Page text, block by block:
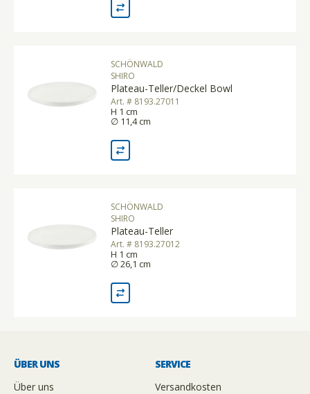
SCHÖNWALD
SHIRO
Plateau-Teller/Deckel Bowl
Art. # 8193.27011
H 1 cm
∅ 11,4 cm
SCHÖNWALD
SHIRO
Plateau-Teller
Art. # 8193.27012
H 1 cm
∅ 26,1 cm
ÜBER UNS
Über uns
SERVICE
Versandkosten